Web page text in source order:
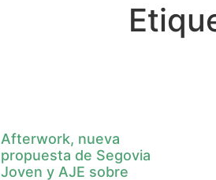
Afterwork, nueva
propuesta de Segovia
Joven y AJE sobre